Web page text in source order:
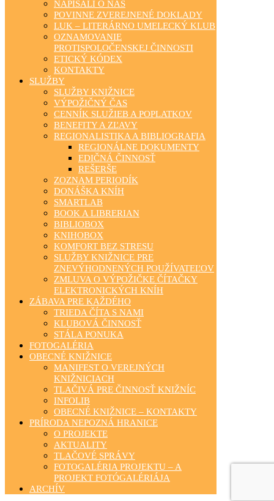
NAPÍSALI O NÁS
POVINNE ZVEREJNENÉ DOKLADY
LUK – LITERÁRNO UMELECKÝ KLUB
OZNAMOVANIE
PROTISPOLOČENSKEJ ČINNOSTI
ETICKÝ KÓDEX
KONTAKTY
SLUŽBY
SLUŽBY KNIŽNICE
VÝPOŽIČNÝ ČAS
CENNÍK SLUŽIEB A POPLATKOV
BENEFITY A ZĽAVY
REGIONALISTIKA A BIBLIOGRAFIA
REGIONÁLNE DOKUMENTY
EDIČNÁ ČINNOSŤ
REŠERŠE
ZOZNAM PERIODÍK
DONÁŠKA KNÍH
SMARTLAB
BOOK A LIBRERIAN
BIBLIOBOX
KNIHOBOX
KOMFORT BEZ STRESU
SLUŽBY KNIŽNICE PRE
ZNEVÝHODNENÝCH POUŽÍVATEĽOV
ZMLUVA O VÝPOŽIČKE ČÍTAČKY
ELEKTRONICKÝCH KNÍH
ZÁBAVA PRE KAŽDÉHO
TRIEDA ČÍTA S NAMI
KLUBOVÁ ČINNOSŤ
STÁLA PONUKA
FOTOGALÉRIA
OBECNÉ KNIŽNICE
MANIFEST O VEREJNÝCH
KNIŽNICIACH
TLAČIVÁ PRE ČINNOSŤ KNIŽNÍC
INFOLIB
OBECNÉ KNIŽNICE – KONTAKTY
PRÍRODA NEPOZNÁ HRANICE
O PROJEKTE
AKTUALITY
TLAČOVÉ SPRÁVY
FOTOGALÉRIA PROJEKTU – A
PROJEKT FOTÓGALÉRIÁJA
ARCHÍV